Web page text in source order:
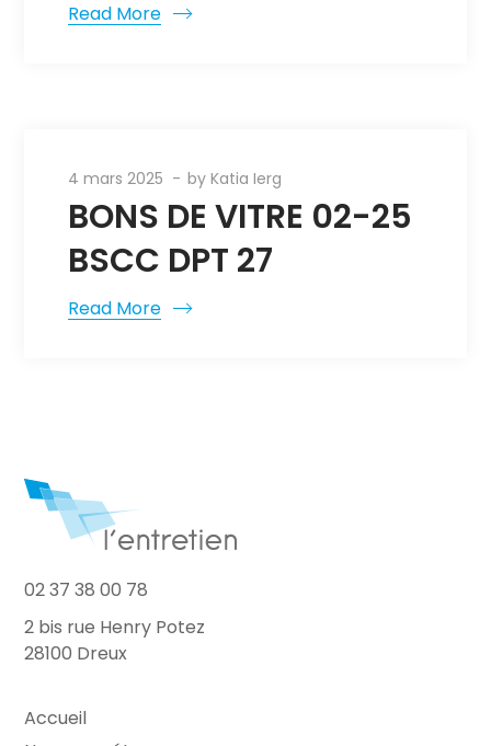
Read More
4 mars 2025 byKatia Ierg
BONS DE VITRE 02-25
BSCC DPT 27
Read More
02 37 38 00 78
2 bis rue Henry Potez
28100 Dreux
Accueil